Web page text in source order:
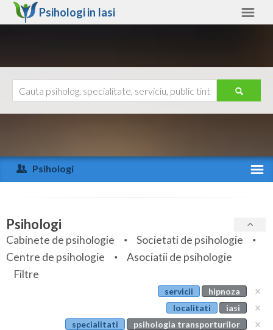
Psihologi in Iasi
Arad
Arges
Bihor
Bistrita-Nasaud
Botosani
Ajutor
Psihologi
Specialitati
Servicii
Articole
Cabinet
Psihologi
Cabinete de psihologie
Societati de psihologie
Centre de psihologie
Asociatii de psihologie
Filtre
servicii
hipnoza
localitati
iasi
specialitati
psihologia transporturilor